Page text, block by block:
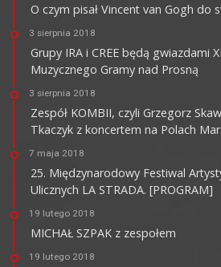
O czym pisał Vincent van Gogh do
3 sierpnia 2018
Grupy IRA i CREE będą gwiazdami
Muzycznego Gramy nad Prosną
3 sierpnia 2018
Zespół KOMBII, czyli Grzegorz
Tkaczyk z koncertem na Polach
7 maja 2018
25. Międzynarodowy Festiwal
Ulicznych LA STRADA. [PROGRAM]
19 lutego 2018
MICHAŁ SZPAK z zespołem
19 lutego 2018